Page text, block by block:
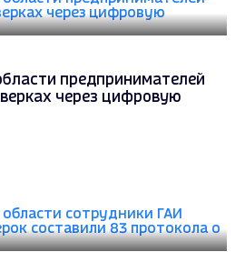
предпринимателей
через цифровую